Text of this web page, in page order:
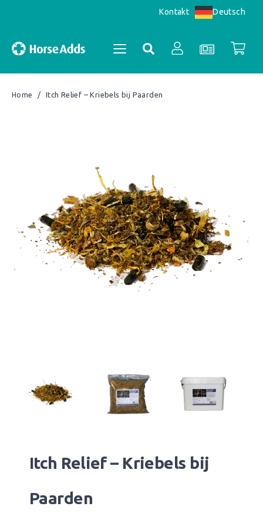
Kontakt Deutsch
Home / Itch Relief – Kriebels bij Paarden
Itch Relief – Kriebels bij
Paarden